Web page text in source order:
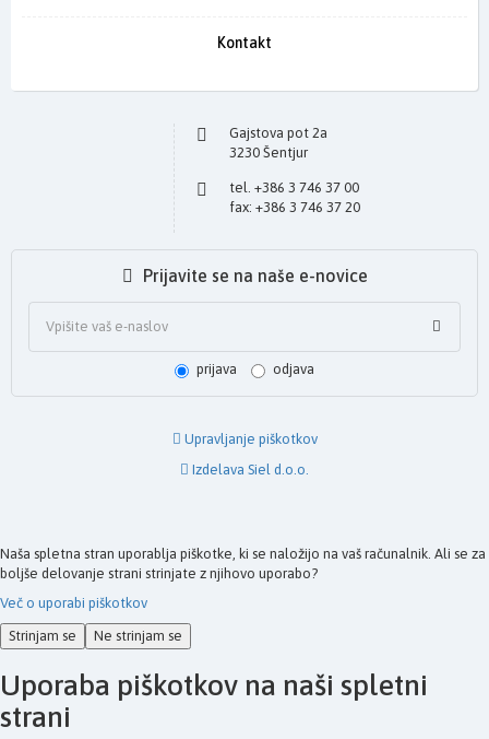
Kontakt
Gajstova pot 2a
3230 Šentjur
tel. +386 3 746 37 00
fax: +386 3 746 37 20
Prijavite se na naše e-novice
prijava odjava
Upravljanje piškotkov
Izdelava Siel d.o.o.
Naša spletna stran uporablja piškotke, ki se naložijo na vaš računalnik. Ali se za
boljše delovanje strani strinjate z njihovo uporabo?
Več o uporabi piškotkov
Strinjam se
Ne strinjam se
Uporaba piškotkov na naši spletni
strani